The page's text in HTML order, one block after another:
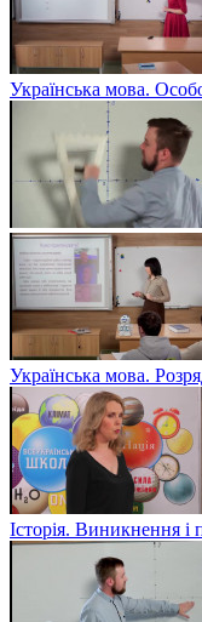
Українська мова.
Українська мова.
Історія. Виникнення